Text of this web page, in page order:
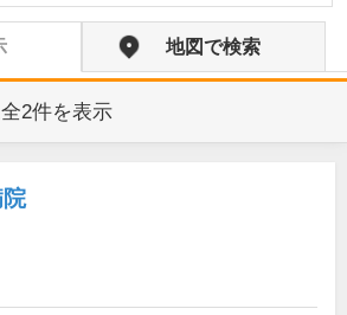
地図で検索
2件を表示